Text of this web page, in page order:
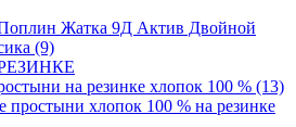
Жатка 9Д Актив Двойной
(9)
на резинке хлопок 100 % (13)
простыни хлопок 100 % на резинке